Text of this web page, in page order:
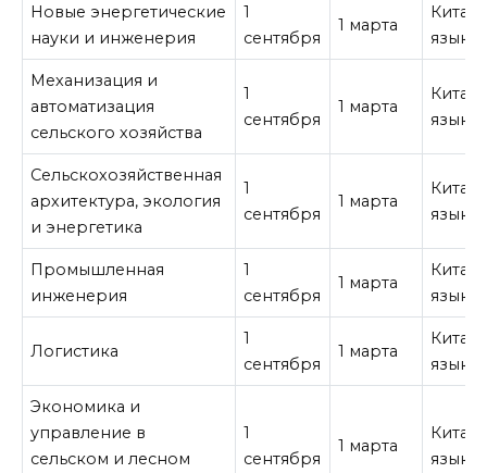
Новые энергетические
науки и инженерия
1
сентября
1 марта
язык
Механизация и
автоматизация
сельского хозяйства
1
сентября
1 марта
язык
Сельскохозяйственная
архитектура, экология
и энергетика
1
сентября
1 марта
язык
Промышленная
инженерия
1
сентября
1 марта
язык
Логистика
1
сентября
1 марта
язык
Экономика и
управление в
сельском и лесном
1
сентября
1 марта
язык